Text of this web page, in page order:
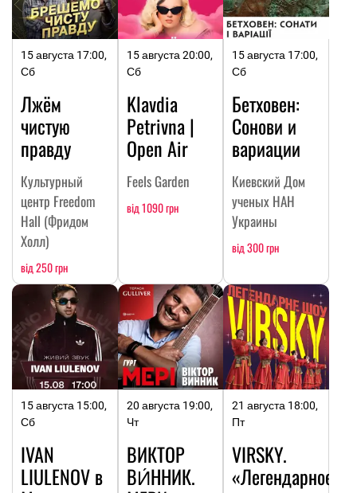
15 августа 17:00,
Сб
Лжём
чистую
правду
Культурный
центр Freedom
Hall (Фридом
Холл)
від 250 грн
15 августа 20:00,
Сб
Klavdia
Petrivna |
Open Air
Feels Garden
від 1090 грн
15 августа 17:00,
Сб
Бетховен:
Сонови и
вариации
Киевский Дом
ученых НАН
Украины
від 300 грн
15 августа 15:00,
Сб
IVAN
LIULENOV в
20 августа 19:00,
Чт
ВИКТОР
ВИ́ННИК.
21 августа 18:00,
Пт
VIRSKY.
«Легендарное